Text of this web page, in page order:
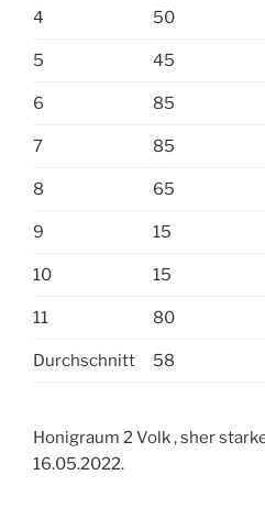
4 50
5 45
6 85
7 85
8 65
9 15
10 15
11 80
Durchschnitt 58
Honigraum 2 Volk , sher
16.05.2022.